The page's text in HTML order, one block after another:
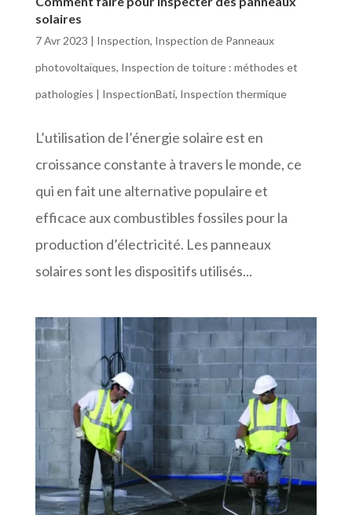
solaires
7 Avr 2023 | Inspection, Inspection de Panneaux
photovoltaïques, Inspection de toiture : méthodes et
pathologies | InspectionBati, Inspection thermique
L’utilisation de l’énergie solaire est en
croissance constante à travers le monde, ce
qui en fait une alternative populaire et
efficace aux combustibles fossiles pour la
production d’électricité. Les panneaux
solaires sont les dispositifs utilisés...